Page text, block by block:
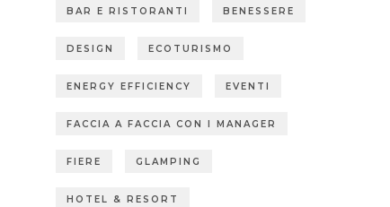
BAR E RISTORANTI BENESSERE
DESIGN ECOTURISMO
ENERGY EFFICIENCY EVENTI
FACCIA A FACCIA CON I MANAGER
FIERE GLAMPING
HOTEL & RESORT